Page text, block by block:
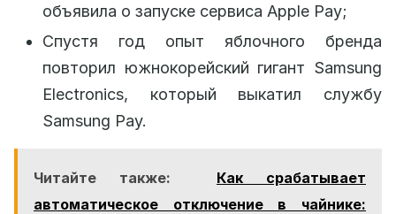
объявила о запуске сервиса Apple Pay;
Спустя год опыт яблочного бренда
повторил южнокорейский гигант Samsung
Electronics, который выкатил службу
Samsung Pay.
Читайте также:
Как срабатывает
автоматическое отключение в чайнике: